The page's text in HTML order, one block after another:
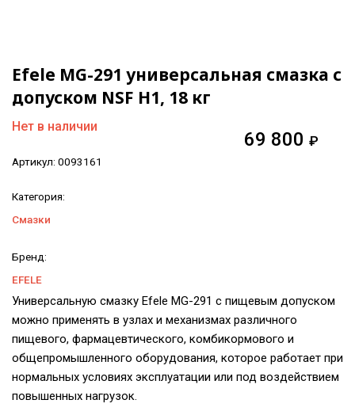
Efele MG-291 универсальная смазка с
допуском NSF H1, 18 кг
69 800 ₽
Нет в наличии
Артикул: 0093161
Категория:
Смазки
Бренд:
EFELE
Универсальную смазку Efele MG-291 с пищевым допуском
можно применять в узлах и механизмах различного
пищевого, фармацевтического, комбикормового и
общепромышленного оборудования, которое работает при
нормальных условиях эксплуатации или под воздействием
повышенных нагрузок.